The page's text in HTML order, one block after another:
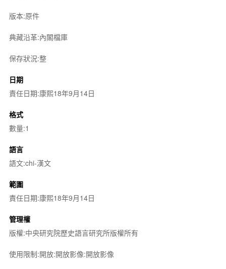
版本:原件
典藏沿革:內閣檔庫
保存狀況:整
日期
責任日期:康熙18年9月14日
格式
數量:1
語言
語文:chi-漢文
範圍
責任日期:康熙18年9月14日
管理權
版權:中央研究院歷史語言研究所版權所有
使用限制:開放:開放影像:開放影像